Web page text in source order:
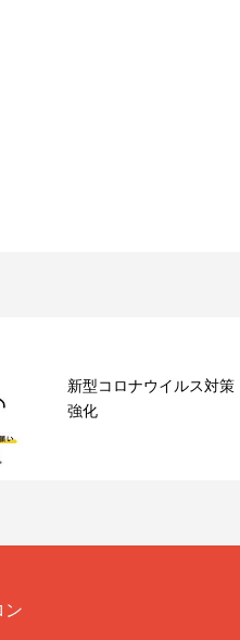
新型コロナウイルス対策
強化